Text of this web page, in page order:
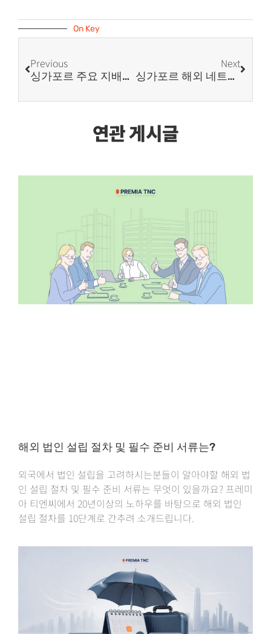
On Key
Previous
싱가포르 주요 지배자 등록 의무 (Register Of Registrable Controllers, RORC)
Next
싱가포르 해외 네트워크 전문가 비자(Overseas Networks & Expertise Pass)
연관 게시글
해외 법인 설립 절차 및 필수 준비 서류는?
외국에서 법인 설립을 고려하시는분들이 알아야할 해외 법
인 설립 절차 및 필수 준비 서류는 무엇이 있을까요? 프레미
아 티엔씨에서 20년이상의 노하우를 바탕으로 해외 법인
설립 절차를 10단계로 간추려 소개드립니다.